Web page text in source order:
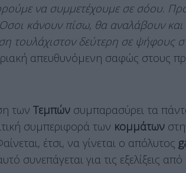
να συμμετέχουμε σε σόου.
κάνουν πίσω, θα αναλάβουν
τουλάχιστον δεύτερη σε ψήφους
απευθυνόμενη σαφώς στους
των Τεμπών συμπαρασύρει τα
συμπεριφορά των κομμάτων
έτσι, να γίνεται ο απόλυτος
συνεπάγεται για τις εξελίξεις